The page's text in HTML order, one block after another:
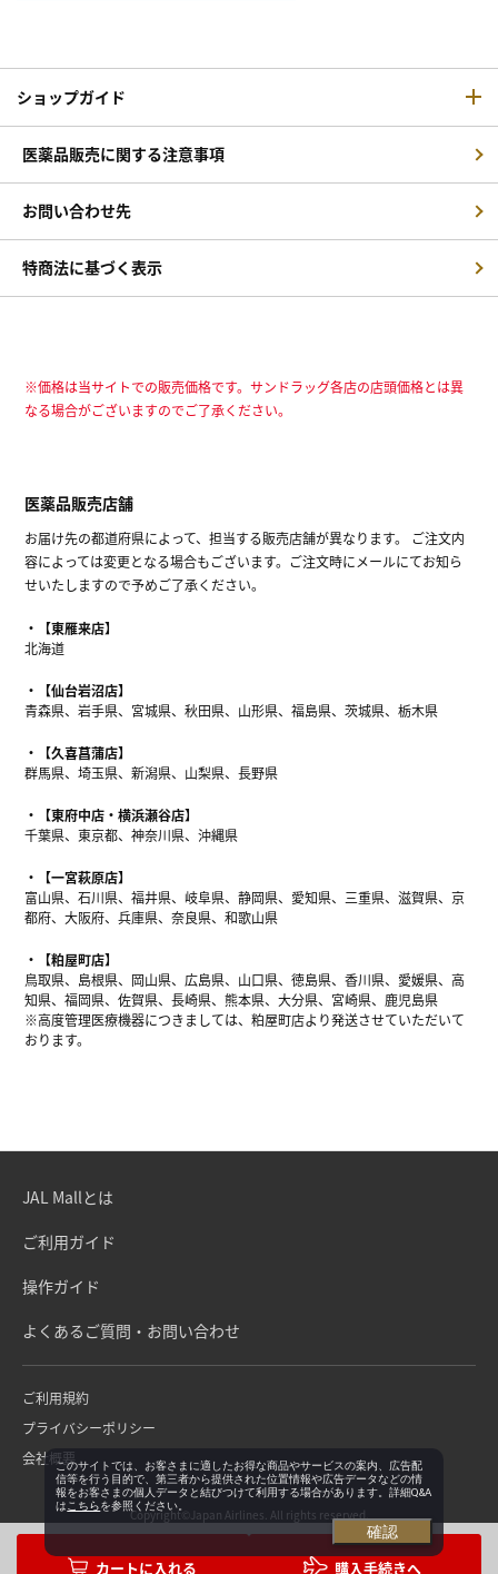
購入手続きへ
ショップガイド
医薬品販売に関する注意事項
お問い合わせ先
特商法に基づく表示
※価格は当サイトでの販売価格です。サンドラッグ各店の店頭価格とは異
なる場合がございますのでご了承ください。
医薬品販売店舗
お届け先の都道府県によって、担当する販売店舗が異なります。 ご注文内
容によっては変更となる場合もございます。ご注文時にメールにてお知ら
せいたしますので予めご了承ください。
【東雁来店】
北海道
【仙台岩沼店】
青森県、岩手県、宮城県、秋田県、山形県、福島県、茨城県、栃木県
【久喜菖蒲店】
群馬県、埼玉県、新潟県、山梨県、長野県
【東府中店・横浜瀬谷店】
千葉県、東京都、神奈川県、沖縄県
【一宮萩原店】
富山県、石川県、福井県、岐阜県、静岡県、愛知県、三重県、滋賀県、京
都府、大阪府、兵庫県、奈良県、和歌山県
【粕屋町店】
鳥取県、島根県、岡山県、広島県、山口県、徳島県、香川県、愛媛県、高
知県、福岡県、佐賀県、長崎県、熊本県、大分県、宮崎県、鹿児島県
※高度管理医療機器につきましては、粕屋町店より発送させていただいて
おります。
JAL Mallとは
ご利用ガイド
操作ガイド
よくあるご質問・お問い合わせ
ご利用規約
プライバシーポリシー
会社概要
Copyright©Japan Airlines. All rights reserved.
このサイトでは、お客さまに適したお得な商品やサービスの案内、広告配
信等を行う目的で、第三者から提供された位置情報や広告データなどの情
報をお客さまの個人データと結びつけて利用する場合があります。詳細Q&A
は こちらを参照ください。
確認